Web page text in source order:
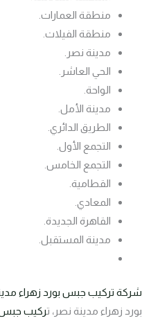
منطقة العمارات.
منطقة الفيلات.
مدينة نصر.
الحي العاشر.
الواحة.
مدينة الأمل.
الطريق الدائري.
التجمع الأول.
التجمع الخامس.
القطامية.
المعادي.
القاهرة الجديدة.
مدينة المستقبل.
شركة تركيب جبس بورد زهراء
بورد زهراء مدينة نصر، تركيب جبس